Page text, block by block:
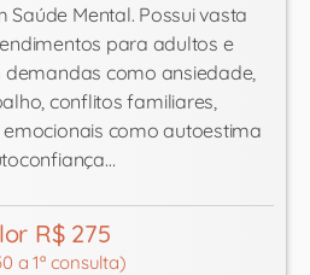
Mental. Possui vasta
para adultos e
como ansiedade,
conflitos familiares,
como autoestima
R$ 275
a 1ª consulta)